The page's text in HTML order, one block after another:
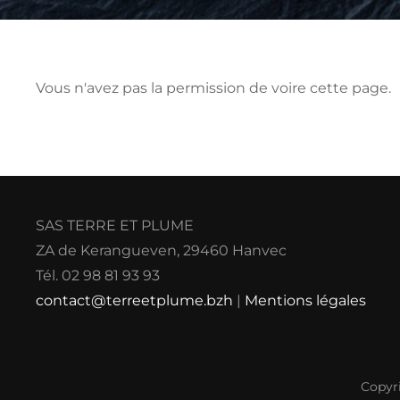
Vous n'avez pas la permission de voire cette page.
SAS TERRE ET PLUME
ZA de Kerangueven, 29460 Hanvec
Tél. 02 98 81 93 93
contact@terreetplume.bzh | Mentions légales